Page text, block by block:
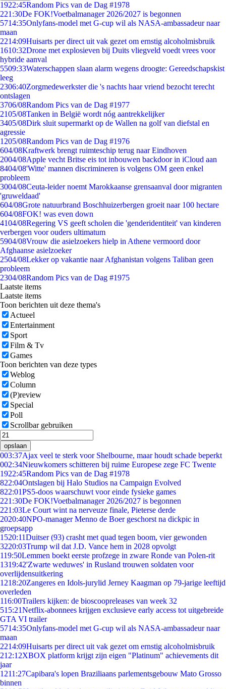
1922:45Random Pics van de Dag #1978
221:30De FOK!Voetbalmanager 2026/2027 is begonnen
5714:35Onlyfans-model met G-cup wil als NASA-ambassadeur naar
maan
2214:09Huisarts per direct uit vak gezet om ernstig alcoholmisbruik
1610:32Drone met explosieven bij Duits vliegveld voedt vrees voor
hybride aanval
5509:33Waterschappen slaan alarm wegens droogte: Gereedschapskist
leeg
2306:40Zorgmedewerkster die 's nachts haar vriend bezocht terecht
ontslagen
3706/08Random Pics van de Dag #1977
2105/08Tanken in België wordt nóg aantrekkelijker
3405/08Dirk sluit supermarkt op de Wallen na golf van diefstal en
agressie
1205/08Random Pics van de Dag #1976
604/08Kraftwerk brengt ruimteschip terug naar Eindhoven
2004/08Apple vecht Britse eis tot inbouwen backdoor in iCloud aan
8404/08'Witte' mannen discrimineren is volgens OM geen enkel
probleem
3004/08Ceuta-leider noemt Marokkaanse grensaanval door migranten
'gruweldaad'
604/08Grote natuurbrand Boschhuizerbergen groeit naar 100 hectare
604/08FOK! was even down
4104/08Regering VS geeft scholen die 'genderidentiteit' van kinderen
verbergen voor ouders ultimatum
5904/08Vrouw die asielzoekers hielp in Athene vermoord door
Afghaanse asielzoeker
2504/08Lekker op vakantie naar Afghanistan volgens Taliban geen
probleem
2304/08Random Pics van de Dag #1975
Laatste items
Laatste items
Toon berichten uit deze thema's
Actueel
Entertainment
Sport
Film & Tv
Games
Toon berichten van deze types
Weblog
Column
(P)review
Special
Poll
Scrollbar gebruiken
opslaan
003:37Ajax veel te sterk voor Shelbourne, maar houdt schade beperkt
002:34Nieuwkomers schitteren bij ruime Europese zege FC Twente
1922:45Random Pics van de Dag #1978
822:04Ontslagen bij Halo Studios na Campaign Evolved
822:01PS5-doos waarschuwt voor einde fysieke games
221:30De FOK!Voetbalmanager 2026/2027 is begonnen
221:03Le Court wint na nerveuze finale, Pieterse derde
2020:40NPO-manager Menno de Boer geschorst na dickpic in
groepsapp
1520:11Duitser (93) crasht met quad tegen boom, vier gewonden
3220:03Trump wil dat J.D. Vance hem in 2028 opvolgt
119:50Lemmen boekt eerste profzege in zware Ronde van Polen-rit
1319:42'Zwarte weduwes' in Rusland trouwen soldaten voor
overlijdensuitkering
1218:20Zangeres en Idols-jurylid Jerney Kaagman op 79-jarige leeftijd
overleden
116:00Trailers kijken: de bioscoopreleases van week 32
515:21Netflix-abonnees krijgen exclusieve early access tot uitgebreide
GTA VI trailer
5714:35Onlyfans-model met G-cup wil als NASA-ambassadeur naar
maan
2214:09Huisarts per direct uit vak gezet om ernstig alcoholmisbruik
212:12XBOX platform krijgt zijn eigen "Platinum" achievements dit
jaar
1211:27Capibara's lopen Braziliaans parlementsgebouw Mato Grosso
binnen